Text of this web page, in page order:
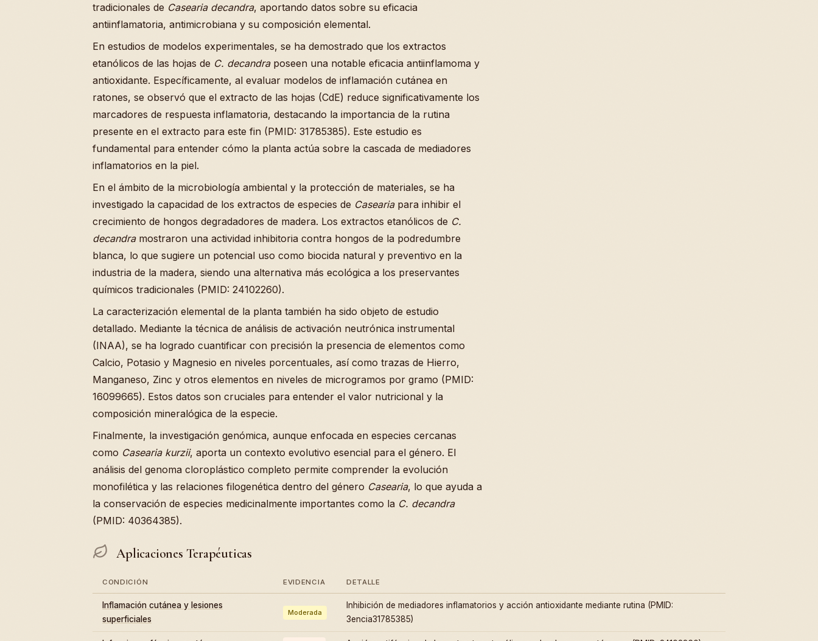
tradicionales de Casearia decandra, aportando datos sobre su eficacia
antiinflamatoria, antimicrobiana y su composición elemental.
En estudios de modelos experimentales, se ha demostrado que los extractos
etanólicos de las hojas de C. decandraposeen una notable eficacia antiinflamoma y
antioxidante. Específicamente, al evaluar modelos de inflamación cutánea en
ratones, se observó que el extracto de las hojas (CdE) reduce significativamente los
marcadores de respuesta inflamatoria, destacando la importancia de la rutina
presente en el extracto para este fin (PMID: 31785385). Este estudio es
fundamental para entender cómo la planta actúa sobre la cascada de mediadores
inflamatorios en la piel.
En el ámbito de la microbiología ambiental y la protección de materiales, se ha
investigado la capacidad de los extractos de especies de Caseariapara inhibir el
crecimiento de hongos degradadores de madera. Los extractos etanólicos de C.
decandramostraron una actividad inhibitoria contra hongos de la podredumbre
blanca, lo que sugiere un potencial uso como biocida natural y preventivo en la
industria de la madera, siendo una alternativa más ecológica a los preservantes
químicos tradicionales (PMID: 24102260).
La caracterización elemental de la planta también ha sido objeto de estudio
detallado. Mediante la técnica de análisis de activación neutrónica instrumental
(INAA), se ha logrado cuantificar con precisión la presencia de elementos como
Calcio, Potasio y Magnesio en niveles porcentuales, así como trazas de Hierro,
Manganeso, Zinc y otros elementos en niveles de microgramos por gramo (PMID:
16099665). Estos datos son cruciales para entender el valor nutricional y la
composición mineralógica de la especie.
Finalmente, la investigación genómica, aunque enfocada en especies cercanas
como Casearia kurzii, aporta un contexto evolutivo esencial para el género. El
análisis del genoma cloroplástico completo permite comprender la evolución
monofilética y las relaciones filogenética dentro del género Casearia, lo que ayuda a
la conservación de especies medicinalmente importantes como la C. decandra
(PMID: 40364385).
Aplicaciones Terapéuticas
CONDICIÓN EVIDENCIA DETALLE
Inflamación cutánea y lesiones
superficiales
Moderada
Inhibición de mediadores inflamatorios y acción antioxidante mediante rutina (PMID:
3encia31785385)